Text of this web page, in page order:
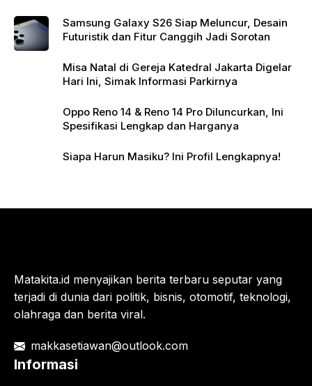
Samsung Galaxy S26 Siap Meluncur, Desain
Futuristik dan Fitur Canggih Jadi Sorotan
Misa Natal di Gereja Katedral Jakarta Digelar
Hari Ini, Simak Informasi Parkirnya
Oppo Reno 14 & Reno 14 Pro Diluncurkan, Ini
Spesifikasi Lengkap dan Harganya
Siapa Harun Masiku? Ini Profil Lengkapnya!
Matakita.id menyajikan berita terbaru seputar yang
terjadi di dunia dari politik, bisnis, otomotif, teknologi,
olahraga dan berita viral.
makkasetiawan@outlook.com
Informasi